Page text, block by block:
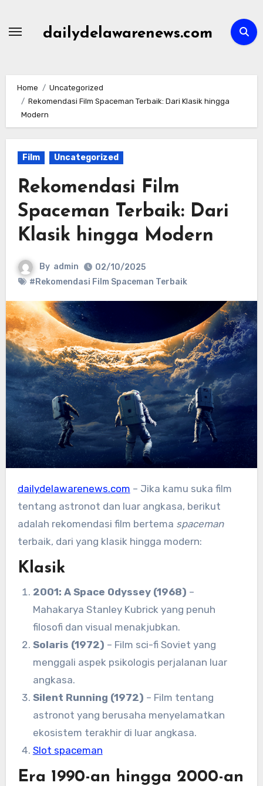
dailydelawarenews.com
Home
Uncategorized
Rekomendasi Film Spaceman Terbaik: Dari Klasik hingga
Modern
Film Uncategorized
Rekomendasi Film
Spaceman Terbaik: Dari
Klasik hingga Modern
By admin
02/10/2025
#Rekomendasi Film Spaceman Terbaik
dailydelawarenews.com – Jika kamu suka film
tentang astronot dan luar angkasa, berikut
adalah rekomendasi film bertema spaceman
terbaik, dari yang klasik hingga modern:
Klasik
2001: A Space Odyssey (1968) –
Mahakarya Stanley Kubrick yang penuh
filosofi dan visual menakjubkan.
Solaris (1972) – Film sci-fi Soviet yang
menggali aspek psikologis perjalanan luar
angkasa.
Silent Running (1972) – Film tentang
astronot yang berusaha menyelamatkan
ekosistem terakhir di luar angkasa.
Slot spaceman
Era 1990-an hingga 2000-an